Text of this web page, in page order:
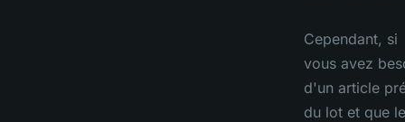
Cependant, si
vous avez
d'un article
du lot et que le